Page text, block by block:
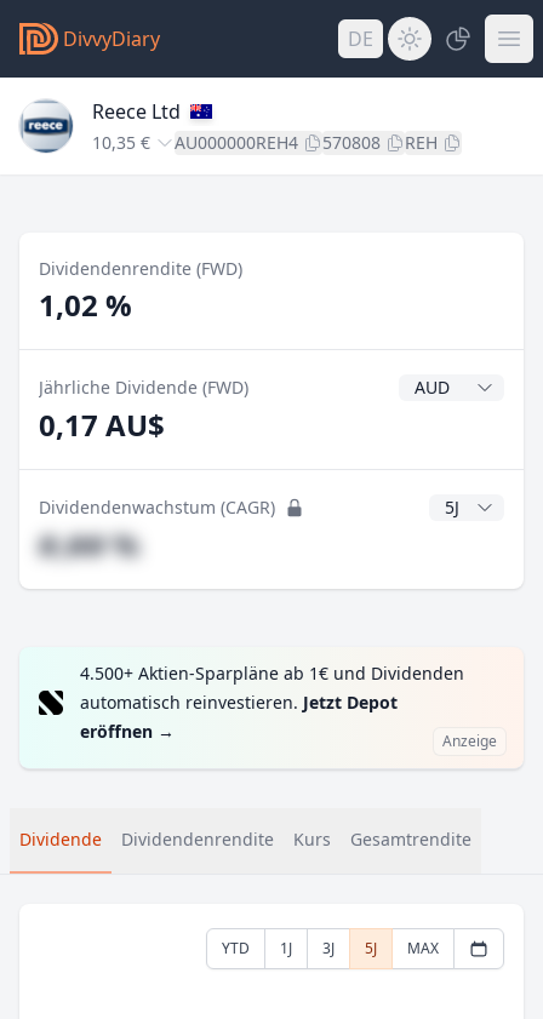
DivvyDiary DE
Reece Ltd
10,35 € AU000000REH4 570808 REH
Dividendenrendite (FWD)
1,02 %
Jährliche Dividende (FWD)
0,17 AU$
Dividendenwachstum (CAGR) CAGR Jahre
#,## %
4.500+ Aktien-Sparpläne ab 1€ und Dividenden
automatisch reinvestieren. Jetzt Depot
eröffnen → Anzeige
Dividende Dividendenrendite Kurs Gesamtrendite
YTD 1J 3J 5J MAX